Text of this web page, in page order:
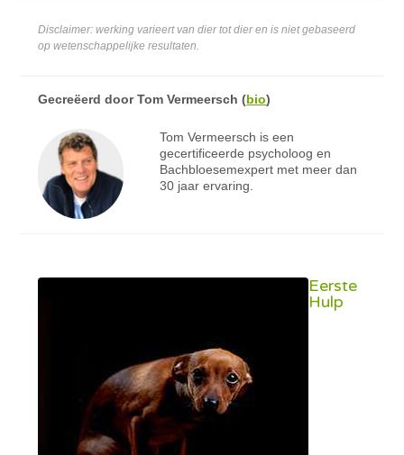
Disclaimer: werking varieert van dier tot dier en is niet gebaseerd
op wetenschappelijke resultaten.
Gecreëerd doorTom Vermeersch (bio)
Tom Vermeersch is een
gecertificeerde psycholoog en
Bachbloesemexpert met meer dan
30 jaar ervaring.
Eerste
Hulp